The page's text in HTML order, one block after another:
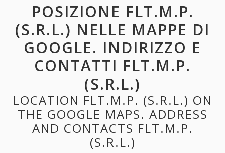
POSIZIONE FLT.M.P.
(S.R.L.) NELLE MAPPE DI
GOOGLE. INDIRIZZO E
CONTATTI FLT.M.P.
(S.R.L.)
LOCATION FLT.M.P. (S.R.L.) ON
THE GOOGLE MAPS. ADDRESS
AND CONTACTS FLT.M.P.
(S.R.L.)